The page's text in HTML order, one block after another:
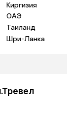
Киргизия
ОАЭ
Таиланд
Шри-Ланка